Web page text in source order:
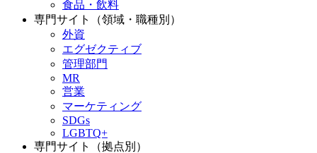
食品・飲料
専門サイト（領域・職種別）
外資
エグゼクティブ
管理部門
MR
営業
マーケティング
SDGs
LGBTQ+
専門サイト（拠点別）